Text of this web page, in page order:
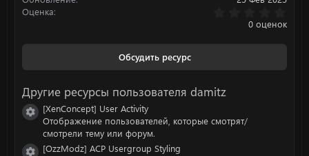
Оценка
.
0
0 оценок
Обсудить ресурс
Другие ресурсы пользователя damitz
Иконка ресурса
[XenConcept] User Activity
Отображение пользователей, которые смотрят/
смотрели тему или форум.
[OzzModz] ACP Usergroup Styling